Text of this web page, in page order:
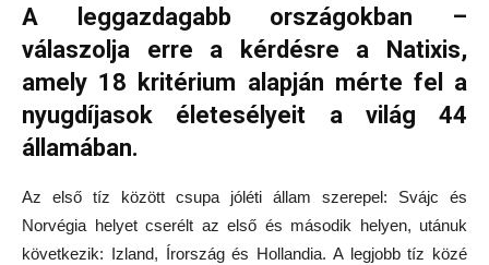
A leggazdagabb országokban –
válaszolja erre a kérdésre a Natixis,
amely 18 kritérium alapján mérte fel a
nyugdíjasok életesélyeit a világ 44
államában.
Az első tíz között csupa jóléti állam szerepel: Svájc és
Norvégia helyet cserélt az első és második helyen, utánuk
következik: Izland, Írország és Hollandia. A legjobb tíz közé